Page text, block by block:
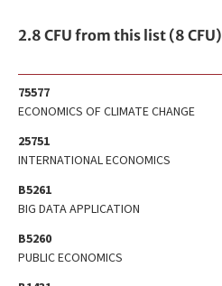
2.8 CFU from this list (8 CFU)
75577
ECONOMICS OF CLIMATE CHANGE
25751
INTERNATIONAL ECONOMICS
B5261
BIG DATA APPLICATION
B5260
PUBLIC ECONOMICS